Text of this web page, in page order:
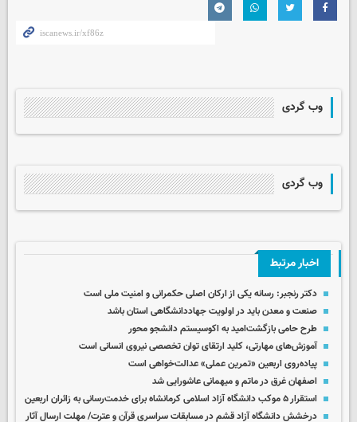
وب گردی
وب گردی
اخبار مرتبط
دکتر رنجبر: رسانه یکی از ارکان اصلی حکمرانی و امنیت ملی است
صنعت و معدن باید در اولویت جهاددانشگاهی استان باشد
طرح حامی بازگشت‌امید به اکوسیستم دانشجو محور
آموزش‌های مهارتی، کلید ارتقای توان تخصصی نیروی انسانی است
پیاده‌روی اربعین «تمرین عملی» عدالت‌خواهی است
اصفهان غرق در ماتم و میهمانی عاشورایی شد
استقرار ۵ موکب دانشگاه آزاد اسلامی کرمانشاه برای خدمت‌رسانی به زائران اربعین
درخشش دانشگاه آزاد قشم در مسابقات سراسری قرآن و عترت/ مهلت ارسال آثار